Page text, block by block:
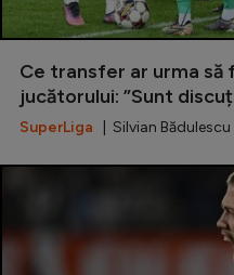
Ce transfer ar urma să
jucătorului: ”Sunt
SuperLiga | Silvian